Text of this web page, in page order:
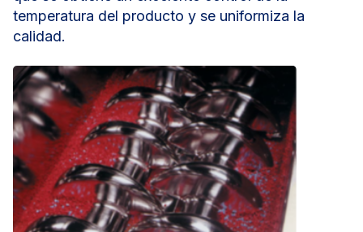
temperatura del producto y se uniformiza la
calidad.